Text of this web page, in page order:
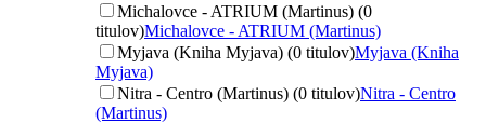
Michalovce - ATRIUM (Martinus) (0
titulov)Michalovce - ATRIUM (Martinus)
Myjava (Kniha Myjava) (0 titulov)Myjava (Kniha
Myjava)
Nitra - Centro (Martinus) (0 titulov)Nitra - Centro
(Martinus)